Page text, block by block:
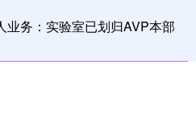
业务：实验室已划归AVP本部